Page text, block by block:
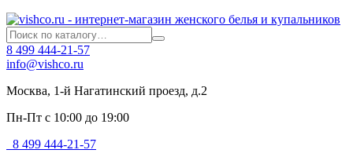
8 499 444-21-57
info@vishco.ru
Москва, 1-й Нагатинский проезд, д.2
Пн-Пт с 10:00 до 19:00
8 499 444-21-57